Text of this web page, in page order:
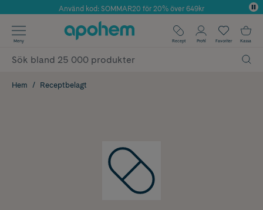
Årets Butik 2025 inom Skönhet
Använd kod: SOMMAR20 för 20% över 649kr
✓ Fri frakt
✓ Poäng på alla köp*
Meny Recept Profil Favoriter Kassa
Hem Receptbelagt